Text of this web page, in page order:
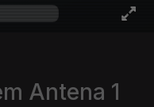
Antena 1